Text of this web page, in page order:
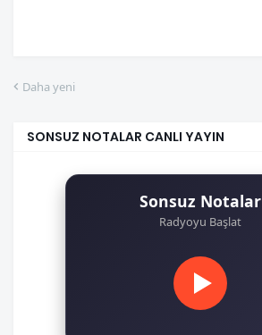
Daha yeni
SONSUZ NOTALAR CANLI YAYIN
Sonsuz Notalar
Radyoyu Başlat